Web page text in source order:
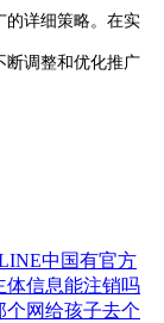
的详细策略。在实
断调整和优化推广
中国有官方
体信息能注销吗
个网给孩子去个